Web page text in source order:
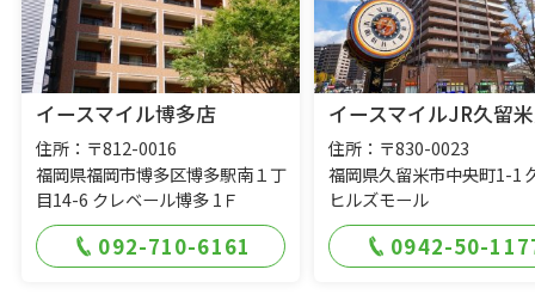
イースマイル博多店
住所：〒812-0016
福岡県福岡市博多区博多駅南１丁
目14-6 クレベール博多 1Ｆ
092-710-6161
イースマイルJR久留
住所：〒830-0023
福岡県久留米市中央町1-1
ヒルズモール
0942-50-